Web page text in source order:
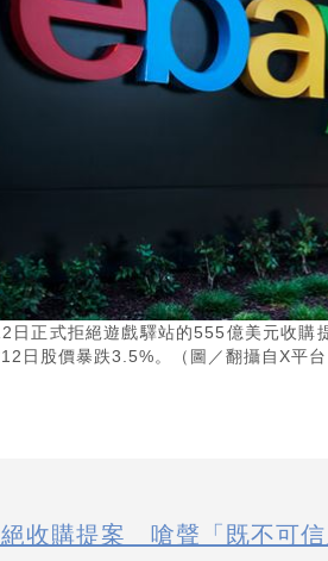
日正式拒絕遊戲驛站的555億美元收購
日股價暴跌3.5%。（圖／翻攝自X平
收購提案 嗆聲「既不可信